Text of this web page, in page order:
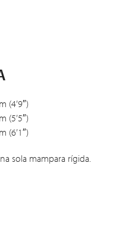
(4’9″)
(5’5″)
(6’1″)
sola mampara rígida.